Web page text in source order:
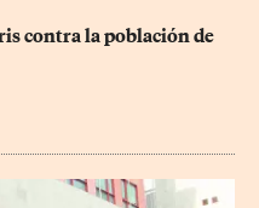
contra la población de